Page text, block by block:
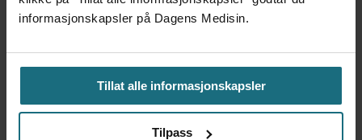
informasjonskapsler på Dagens Medisin.
Tillat alle informasjonskapsler
Tilpass
FASTLEGER DEBATT
FEDME
FEDME OG OVERVEKT
GRØNN RESEPT